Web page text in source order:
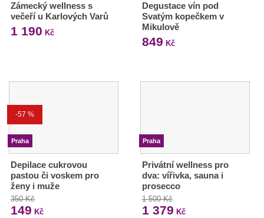
Zámecký wellness s
večeří u Karlových Varů
1 190 Kč
Degustace vín pod
Svatým kopečkem v
Mikulově
849 Kč
-57 %
Praha
Depilace cukrovou
pastou či voskem pro
ženy i muže
350 Kč
149 Kč
Praha
Privátní wellness pro
dva: vířivka, sauna i
prosecco
1 500 Kč
1 379 Kč